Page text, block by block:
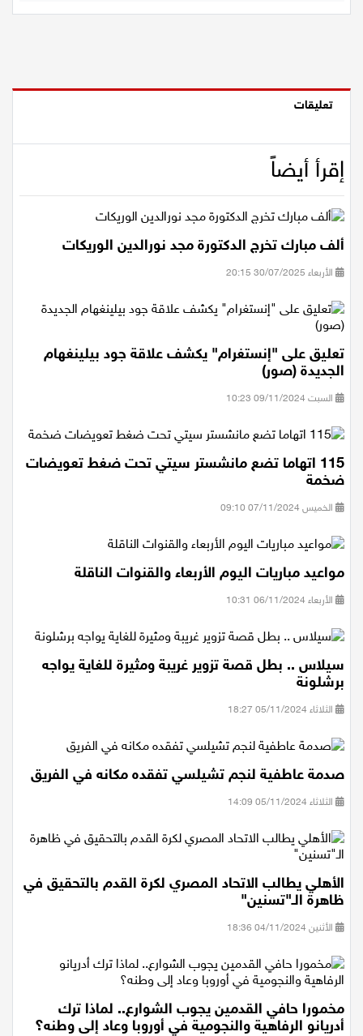
مقالات
صحة وطب
جمال وازياء
تكنولوجيا
فن
ستوديو انتخابات 2022
تعليقات
إقرأ أيضاً
ألف مبارك تخرج الدكتورة مجد نورالدين الوريكات
الأربعاء 30/07/2025 20:15
تعليق على "إنستغرام" يكشف علاقة جود بيلينغهام
الجديدة (صور)
السبت 09/11/2024 10:23
115 اتهاما تضع مانشستر سيتي تحت ضغط تعويضات
ضخمة
الخميس 07/11/2024 09:10
مواعيد مباريات اليوم الأربعاء والقنوات الناقلة
الأربعاء 06/11/2024 10:31
سيلاس .. بطل قصة تزوير غريبة ومثيرة للغاية يواجه
برشلونة
الثلاثاء 05/11/2024 18:27
صدمة عاطفية لنجم تشيلسي تفقده مكانه في الفريق
الثلاثاء 05/11/2024 14:09
الأهلي يطالب الاتحاد المصري لكرة القدم بالتحقيق في
ظاهرة الـ"تسنين"
الأثنين 04/11/2024 18:36
مخمورا حافي القدمين يجوب الشوارع.. لماذا ترك
أدريانو الرفاهية والنجومية في أوروبا وعاد إلى وطنه؟